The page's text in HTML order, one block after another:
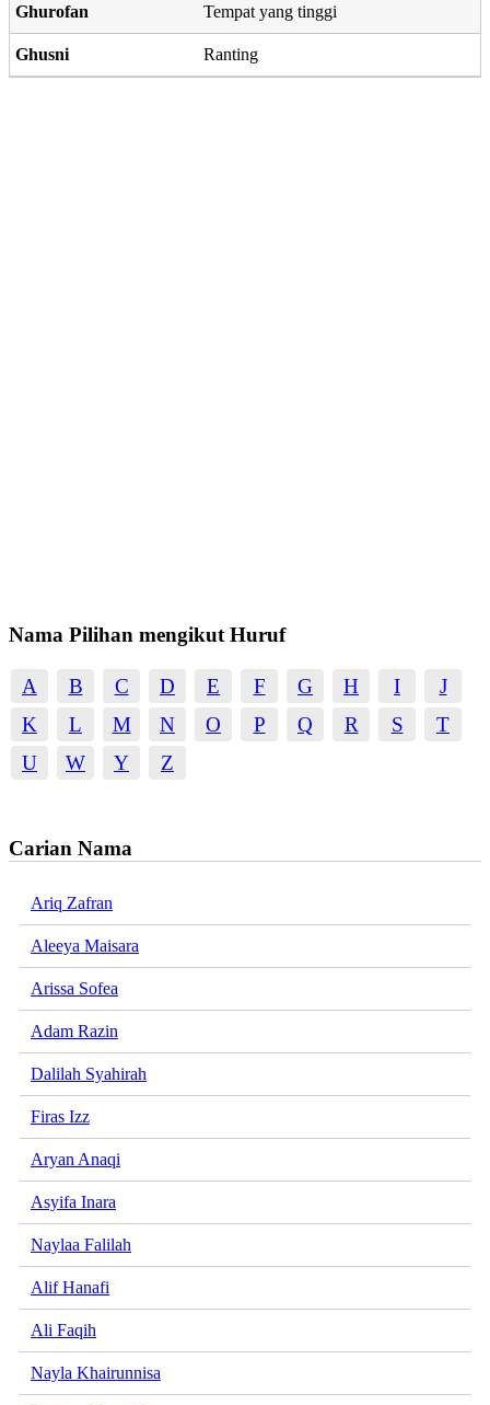
Ghurofan Tempat yang tinggi
Ghusni Ranting
Nama Pilihan mengikut Huruf
A B C D E F G H I
J
K
L M N O P Q R S
T
U
W Y Z
Carian Nama
Ariq Zafran
Aleeya Maisara
Arissa Sofea
Adam Razin
Dalilah Syahirah
Firas Izz
Aryan Anaqi
Asyifa Inara
Naylaa Falilah
Alif Hanafi
Ali Faqih
Nayla Khairunnisa